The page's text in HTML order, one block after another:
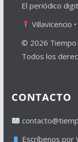
El periódico
Villavicencio
© 2026 Tiempo
Todos los
CONTACTO
Escríbenos por